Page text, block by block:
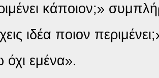
κάποιον;»
ιδέα ποιον
όχι εμένα».